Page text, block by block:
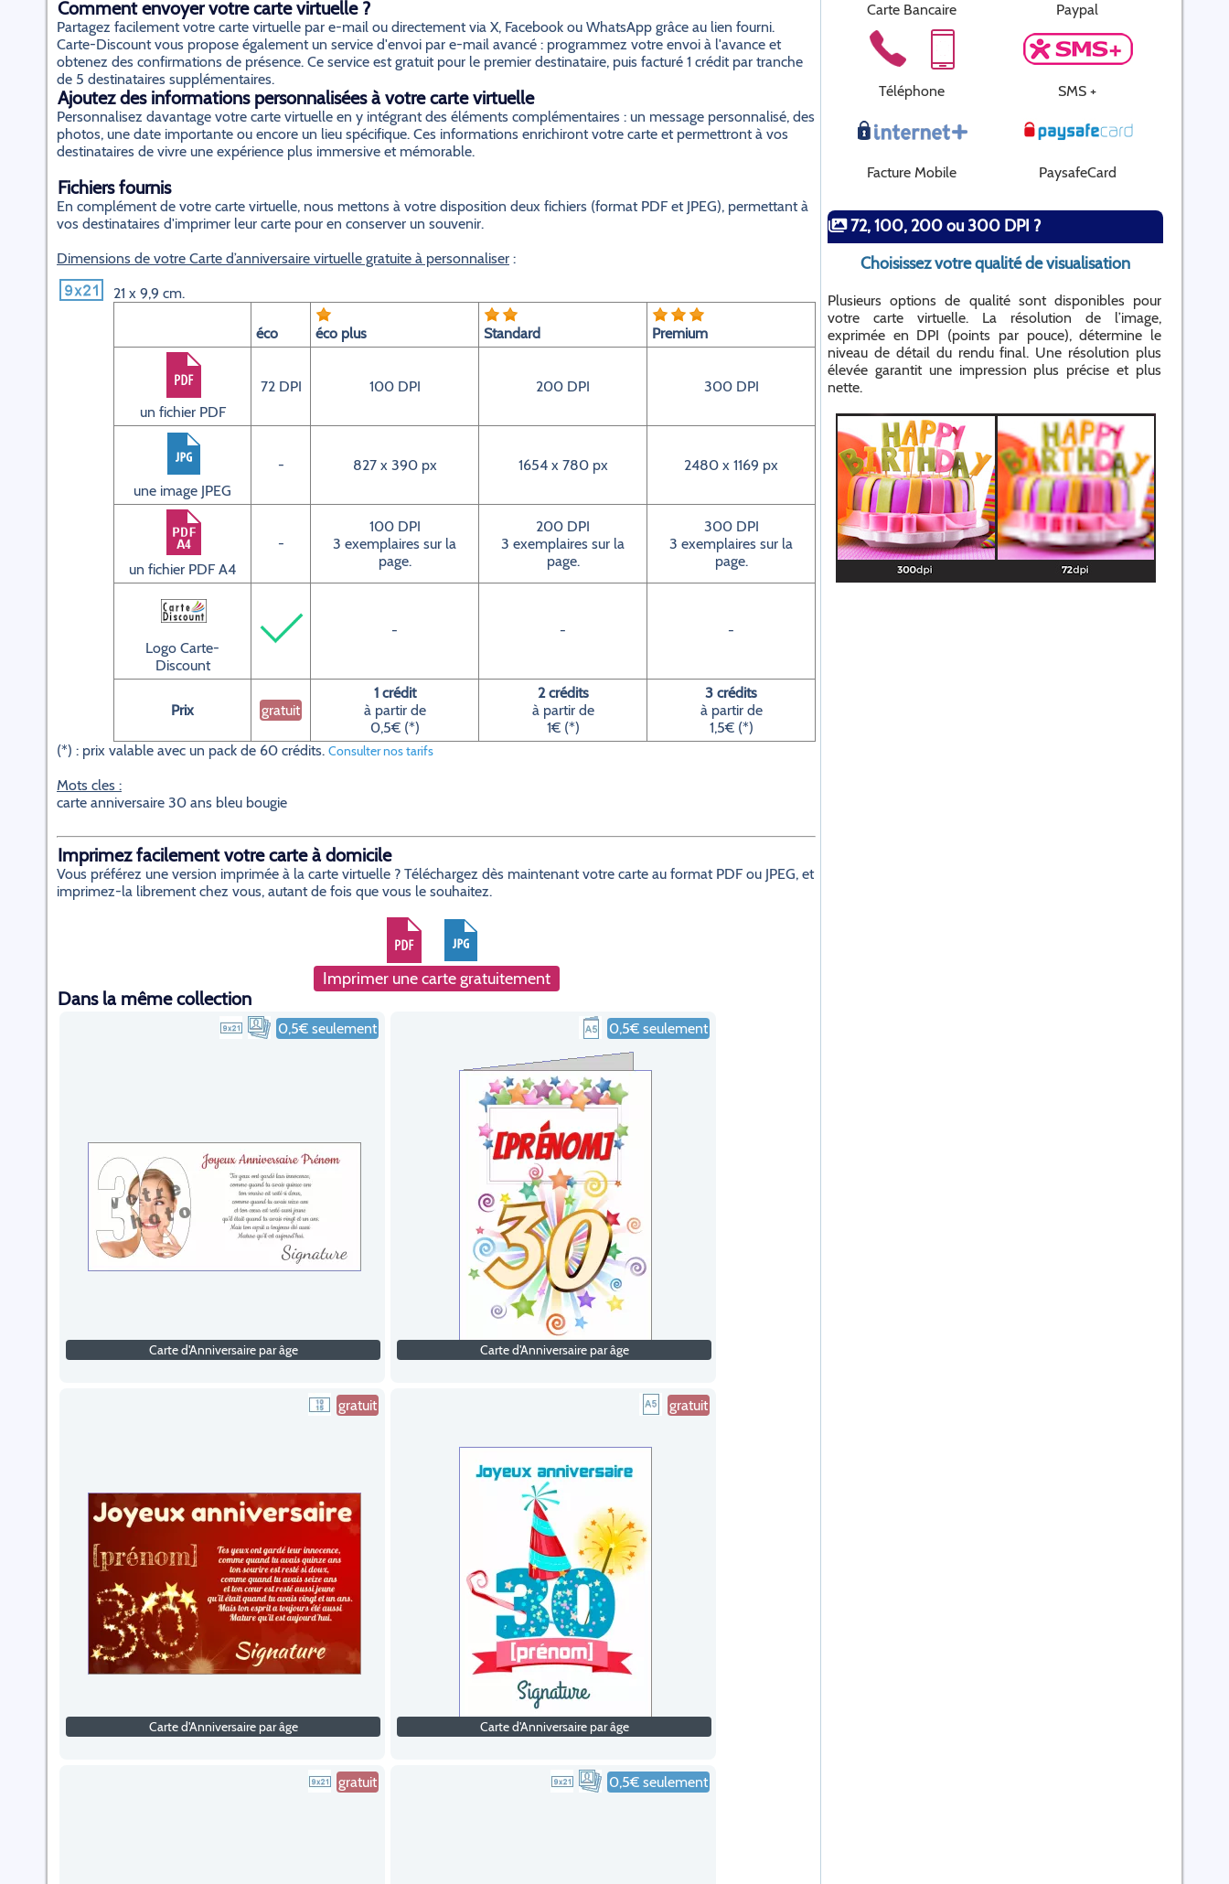
Comment envoyer votre carte virtuelle ?
Partagez facilement votre carte virtuelle par e-mail ou directement via X, Facebook ou WhatsApp grâce au lien fourni.
Carte-Discount vous propose également un service d'envoi par e-mail avancé : programmez votre envoi à l'avance et
obtenez des confirmations de présence. Ce service est gratuit pour le premier destinataire, puis facturé 1 crédit par tranche
de 5 destinataires supplémentaires.
Ajoutez des informations personnalisées à votre carte virtuelle
Personnalisez davantage votre carte virtuelle en y intégrant des éléments complémentaires : un message personnalisé, des
photos, une date importante ou encore un lieu spécifique. Ces informations enrichiront votre carte et permettront à vos
destinataires de vivre une expérience plus immersive et mémorable.
Fichiers fournis
En complément de votre carte virtuelle, nous mettons à votre disposition deux fichiers (format PDF et JPEG), permettant à
vos destinataires d'imprimer leur carte pour en conserver un souvenir.
Dimensions de votre Carte d’anniversaire virtuelle gratuite à personnaliser :
21 x 9,9 cm.
éco éco plus Standard Premium
un fichier PDF
72 DPI 100 DPI 200 DPI 300 DPI
une image JPEG
- 827 x 390 px 1654 x 780 px 2480 x 1169 px
un fichier PDF A4
-
100 DPI
3 exemplaires sur la
page.
200 DPI
3 exemplaires sur la
page.
300 DPI
3 exemplaires sur la
page.
Logo Carte-
Discount
- - -
Prix gratuit
1 crédit
à partir de
0,5€ (*)
2 crédits
à partir de
1€ (*)
3 crédits
à partir de
1,5€ (*)
(*) : prix valable avec un pack de 60 crédits. Consulter nos tarifs
Mots cles :
carte anniversaire 30 ans bleu bougie
Imprimez facilement votre carte à domicile
Vous préférez une version imprimée à la carte virtuelle ? Téléchargez dès maintenant votre carte au format PDF ou JPEG, et
imprimez-la librement chez vous, autant de fois que vous le souhaitez.
Imprimer une carte gratuitement
Dans la même collection
0,5€ seulement
Carte d'Anniversaire par âge
0,5€ seulement
Carte d'Anniversaire par âge
gratuit
Carte d'Anniversaire par âge
gratuit
Carte d'Anniversaire par âge
gratuit 0,5€ seulement
Carte Bancaire Paypal
Téléphone SMS +
Facture Mobile PaysafeCard
72, 100, 200 ou 300 DPI ?
Choisissez votre qualité de visualisation
Plusieurs options de qualité sont disponibles pour
votre carte virtuelle. La résolution de l’image,
exprimée en DPI (points par pouce), détermine le
niveau de détail du rendu final. Une résolution plus
élevée garantit une impression plus précise et plus
nette.